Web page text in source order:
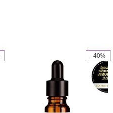
-40%